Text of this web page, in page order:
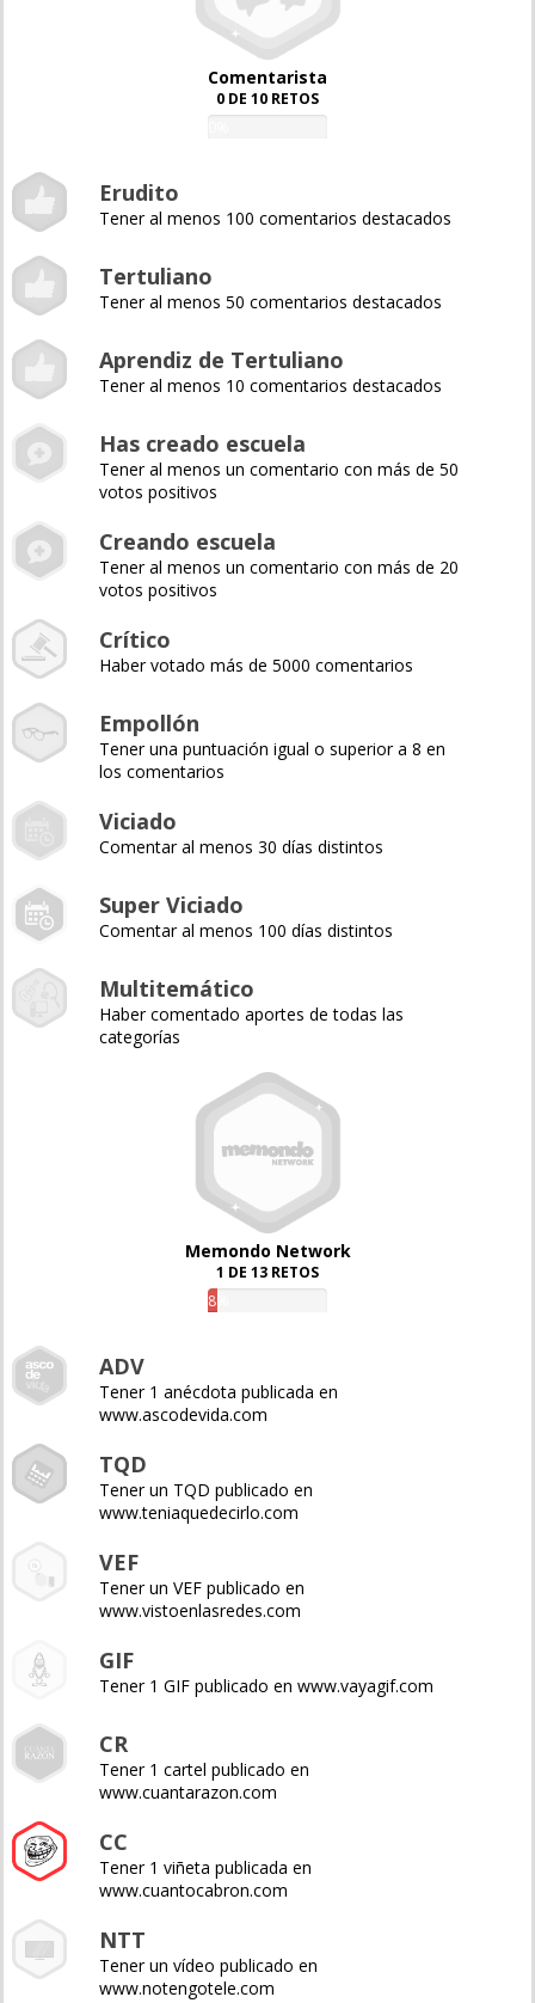
Comentarista
0 DE 10 RETOS
Erudito
Tener al menos 100 comentarios destacados
Tertuliano
Tener al menos 50 comentarios destacados
Aprendiz de Tertuliano
Tener al menos 10 comentarios destacados
Has creado escuela
Tener al menos un comentario con más de 50
votos positivos
Creando escuela
Tener al menos un comentario con más de 20
votos positivos
Crítico
Haber votado más de 5000 comentarios
Empollón
Tener una puntuación igual o superior a 8 en
los comentarios
Viciado
Comentar al menos 30 días distintos
Super Viciado
Comentar al menos 100 días distintos
Multitemático
Haber comentado aportes de todas las
categorías
Memondo Network
1 DE 13 RETOS
8%
ADV
Tener 1 anécdota publicada en
www.ascodevida.com
TQD
Tener un TQD publicado en
www.teniaquedecirlo.com
VEF
Tener un VEF publicado en
www.vistoenlasredes.com
GIF
Tener 1 GIF publicado en www.vayagif.com
CR
Tener 1 cartel publicado en
www.cuantarazon.com
CC
Tener 1 viñeta publicada en
www.cuantocabron.com
NTT
Tener un vídeo publicado en
www.notengotele.com